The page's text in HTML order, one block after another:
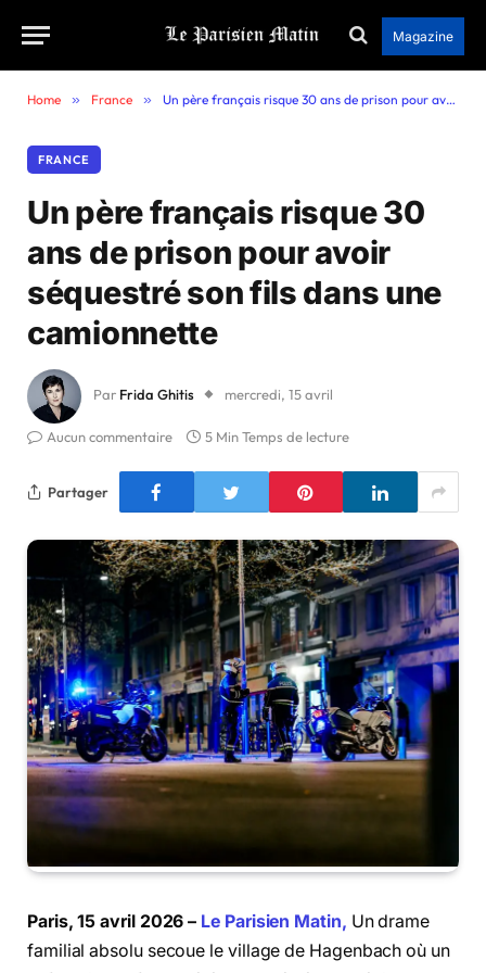
Magazine
Home » France » Un père français risque 30 ans de prison pour avoir séquestré son fils dans une camionnette
FRANCE
Un père français risque 30
ans de prison pour avoir
séquestré son fils dans une
camionnette
Par Frida Ghitis mercredi, 15 avril
Aucun commentaire 5 Min Temps de lecture
Partager
Paris, 15 avril 2026 – Le Parisien Matin, Un drame
familial absolu secoue le village de Hagenbach où un